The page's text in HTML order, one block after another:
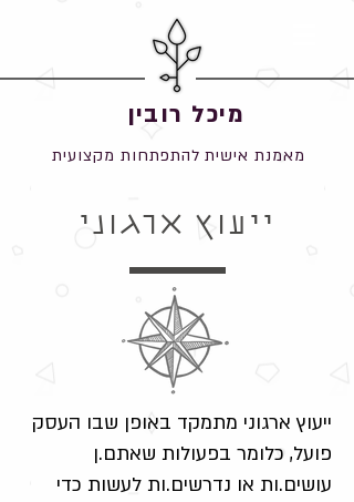
מיכל רובין
מאמנת אישית להתפתחות מקצועית
ייעוץ ארגוני
ייעוץ ארגוני מתמקד באופן שבו העסק
פועל, כלומר בפעולות שאתם.ן
עושים.ות או נדרשים.ות לעשות כדי